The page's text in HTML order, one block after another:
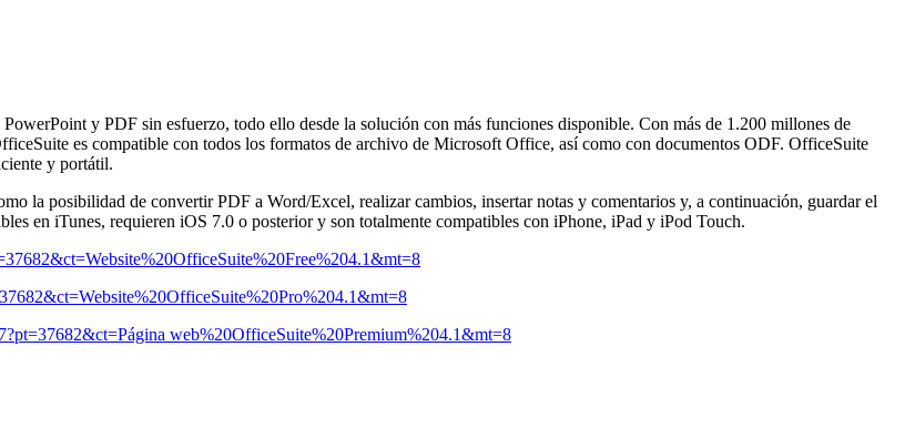
y PDF sin esfuerzo, todo ello desde la solución con más funciones disponible. Con más de 1.200 millones de
es compatible con todos los formatos de archivo de Microsoft Office, así como con documentos ODF. OfficeSuite
y portátil.
la posibilidad de convertir PDF a Word/Excel, realizar cambios, insertar notas y comentarios y, a continuación, guardar el
en iTunes, requieren iOS 7.0 o posterior y son totalmente compatibles con iPhone, iPad y iPod Touch.
web%20OfficeSuite%20Premium%204.1&mt=8